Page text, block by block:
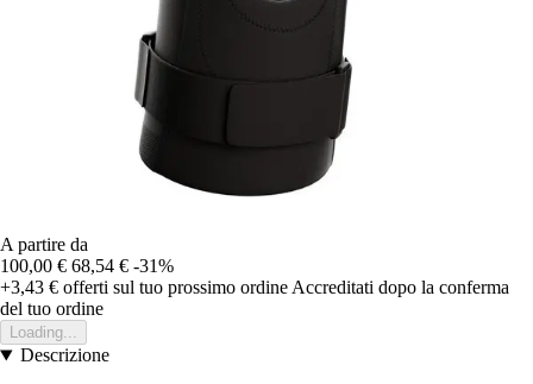
A partire da
100,00 € 68,54 € -31%
+3,43 € offerti sul tuo prossimo ordine Accreditati dopo la conferma
del tuo ordine
Loading...
Descrizione